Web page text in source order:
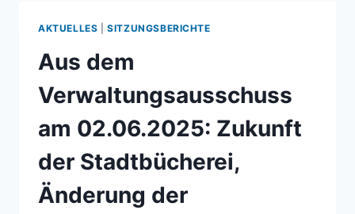
GELÄNDES
VERTAGT!
AKTUELLES |SITZUNGSBERICHTE
Aus dem
Verwaltungsausschuss
am 02.06.2025: Zukunft
der Stadtbücherei,
Änderung der